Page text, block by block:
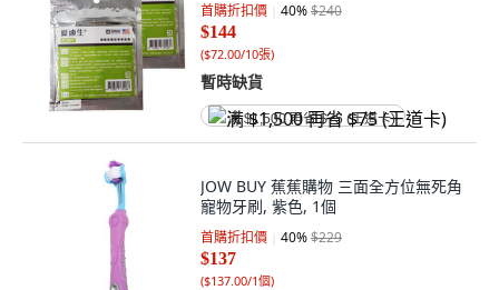
首購折扣價 40%$240
$144
($72.00/10張)
暫時缺貨
满 $1,500 再省 $75 (王道卡)
JOW BUY 蕉蕉購物 三面全方位無死角
寵物牙刷, 紫色, 1個
首購折扣價 40%$229
$137
($137.00/1個)